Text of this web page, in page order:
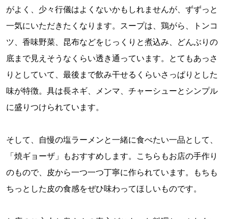
がよく、少々行儀はよくないかもしれませんが、ずずっと
一気にいただきたくなります。スープは、鶏がら、トンコ
ツ、香味野菜、昆布などをじっくりと煮込み、どんぶりの
底まで見えそうなくらい透き通っています。とてもあっさ
りとしていて、最後まで飲み干せるくらいさっぱりとした
味が特徴。具は長ネギ、メンマ、チャーシューとシンプル
に盛りつけられています。
そして、自慢の塩ラーメンと一緒に食べたい一品として、
「焼ギョーザ」もおすすめします。こちらもお店の手作り
のもので、皮から一つ一つ丁寧に作られています。もちも
ちっとした皮の食感をぜひ味わってほしいものです。